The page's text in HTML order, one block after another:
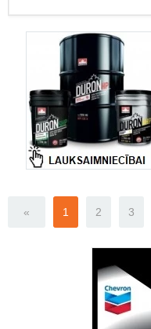
« 1 2 3